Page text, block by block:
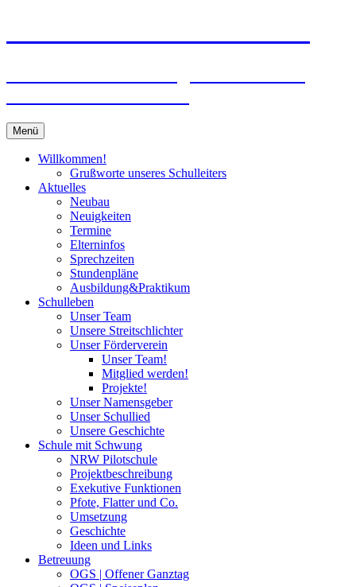
Menü
Willkommen!
Grußworte unseres Schulleiters
Aktuelles
Neubau
Neuigkeiten
Termine
Elterninfos
Sprechzeiten
Stundenpläne
Ausbildung&Praktikum
Schulleben
Unser Team
Unsere Streitschlichter
Unser Förderverein
Unser Team!
Mitglied werden!
Projekte!
Unser Namensgeber
Unser Schullied
Unsere Geschichte
Schule mit Schwung
NRW Pilotschule
Projektbeschreibung
Exekutive Funktionen
Pfote, Flatter und Co.
Umsetzung
Geschichte
Ideen und Links
Betreuung
OGS | Offener Ganztag